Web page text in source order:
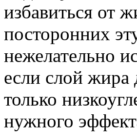
избавиться от
посторонних
нежелательно
если слой жира
только
нужного